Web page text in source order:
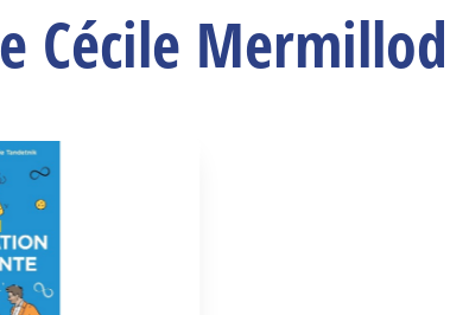
Cécile Mermillod